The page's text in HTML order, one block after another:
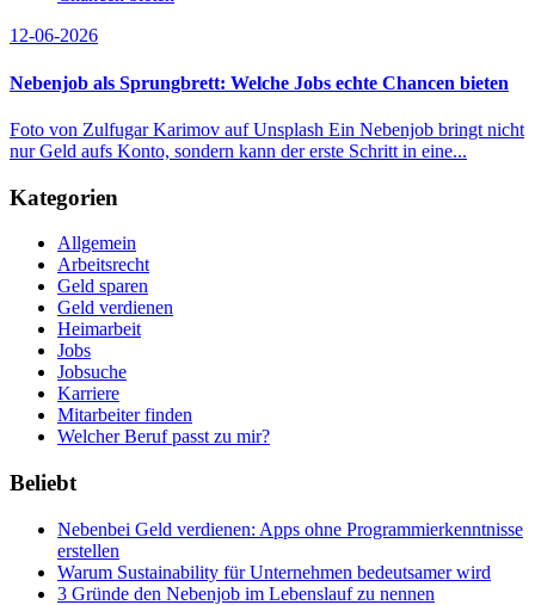
12-06-2026
Nebenjob als Sprungbrett: Welche Jobs echte Chancen bieten
Foto von Zulfugar Karimov auf Unsplash Ein Nebenjob bringt nicht
nur Geld aufs Konto, sondern kann der erste Schritt in eine...
Kategorien
Allgemein
Arbeitsrecht
Geld sparen
Geld verdienen
Heimarbeit
Jobs
Jobsuche
Karriere
Mitarbeiter finden
Welcher Beruf passt zu mir?
Beliebt
Nebenbei Geld verdienen: Apps ohne Programmierkenntnisse
erstellen
Warum Sustainability für Unternehmen bedeutsamer wird
3 Gründe den Nebenjob im Lebenslauf zu nennen